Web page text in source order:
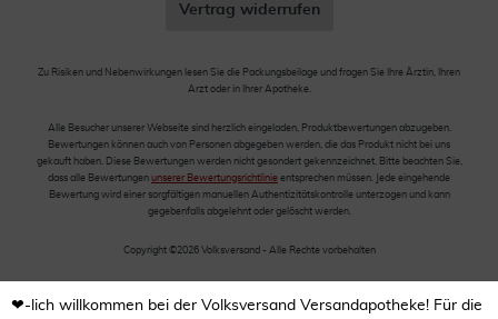
Vertrag widerrufen
Zu Risiken und Nebenwirkungen lesen Sie die Packungsbeilage und fragen Sie Ihre Ärztin, Ihren
Arzt oder in Ihrer Apotheke.
Alle Besucher unserer Webseite sind herzlich eingeladen, Produktbewertungen abzugeben.
Bewertungen können auch von Personen abgegeben werden, die das Produkt nicht bei uns
gekauft haben. Diese Bewertungen werden nicht gesondert gekennzeichnet. Bitte beachten Sie,
dass alle Bewertungen unserer Bewertungsrichtlinie entsprechen müssen. Jede eingehende
Bewertung wird einer sorgfältigen manuellen Authentizitätskontrolle unterzogen und kann
gegebenfalls abgelehnt oder gelöscht werden.
Copyright ©2026 Volksversand - Alle Rechte vorbehalten
❤-lich willkommen bei der Volksversand Versandapotheke! Für die